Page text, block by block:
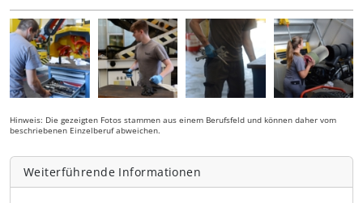
Hinweis: Die gezeigten Fotos stammen aus einem Berufsfeld und können daher vom
beschriebenen Einzelberuf abweichen.
Weiterführende Informationen